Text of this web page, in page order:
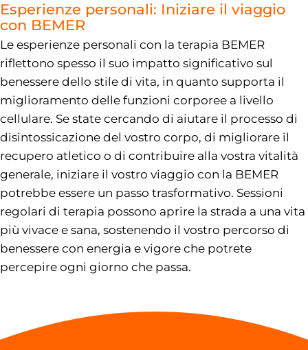
Esperienze personali: Iniziare il viaggio
con BEMER
Le esperienze personali con la terapia BEMER
riflettono spesso il suo impatto significativo sul
benessere dello stile di vita, in quanto supporta il
miglioramento delle funzioni corporee a livello
cellulare. Se state cercando di aiutare il processo di
disintossicazione del vostro corpo, di migliorare il
recupero atletico o di contribuire alla vostra vitalità
generale, iniziare il vostro viaggio con la BEMER
potrebbe essere un passo trasformativo. Sessioni
regolari di terapia possono aprire la strada a una vita
più vivace e sana, sostenendo il vostro percorso di
benessere con energia e vigore che potrete
percepire ogni giorno che passa.